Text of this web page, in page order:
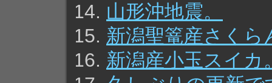
山形沖地震。
新潟聖篭産さくら
新潟産小玉スイカ